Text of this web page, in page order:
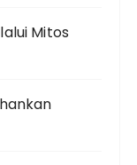
Mitos